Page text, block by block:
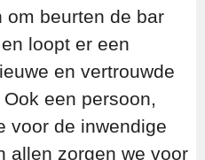
om beurten de bar
loopt er een
en vertrouwde
een persoon,
voor de inwendige
allen zorgen we voor